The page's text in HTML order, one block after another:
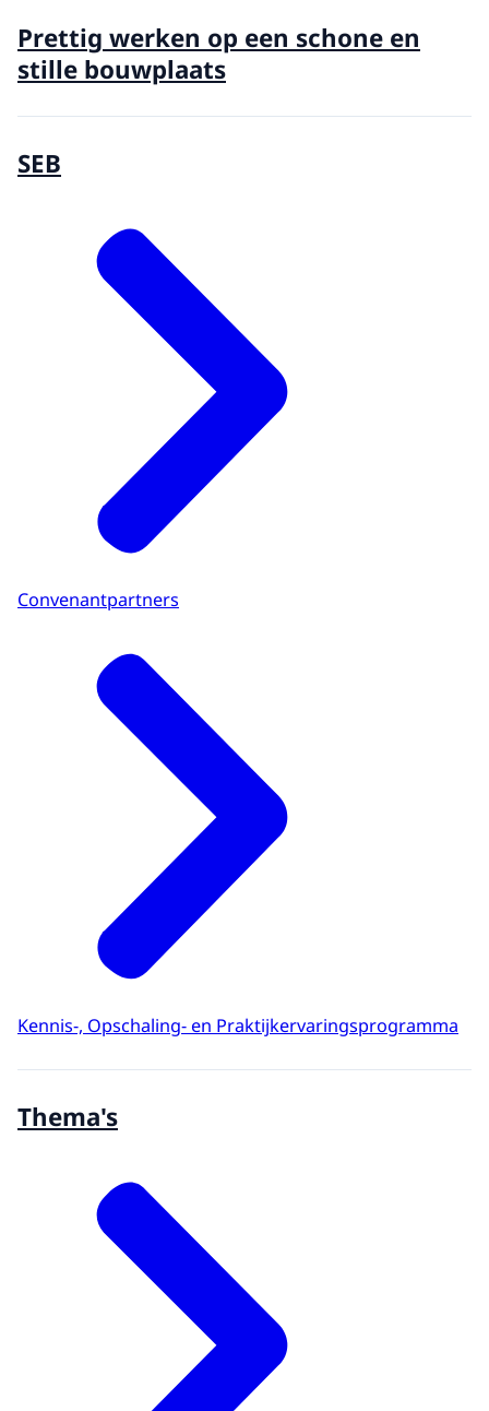
Prettig werken op een schone en
stille bouwplaats
SEB
Convenantpartners
Kennis-, Opschaling- en Praktijkervaringsprogramma
Thema's